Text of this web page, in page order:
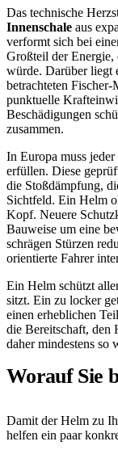
Das technische
Innenschale aus
verformt sich bei
Großteil der Energie,
würde. Darüber liegt
betrachteten
punktuelle
Beschädigungen
zusammen.
In Europa muss
erfüllen. Diese
die Stoßdämpfung,
Sichtfeld. Ein Helm
Kopf. Neuere
Bauweise um eine
schrägen Stürzen
orientierte Fahrer
Ein Helm schützt
sitzt. Ein zu locker
einen erheblichen
die Bereitschaft, den
daher mindestens so
Worauf Sie
Damit der Helm zu
helfen ein paar